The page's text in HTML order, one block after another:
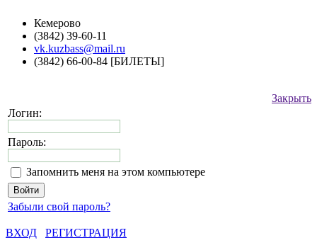
Кемерово
(3842) 39-60-11
vk.kuzbass@mail.ru
(3842) 66-00-84 [БИЛЕТЫ]
Закрыть
Логин:
Пароль:
Запомнить меня на этом компьютере
Забыли свой пароль?
ВХОД
РЕГИСТРАЦИЯ